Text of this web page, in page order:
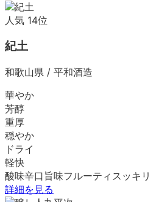
人気 14位
紀土
和歌山県 / 平和酒造
華やか
芳醇
重厚
穏やか
ドライ
軽快
酸味辛口 旨味フルーティ スッキリ
詳細を見る